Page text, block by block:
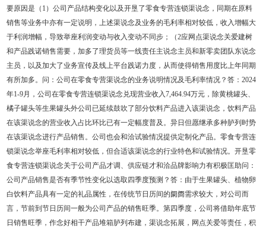
要原因是（1）公司产品结构变化以及开垦了零食专营连锁渠说念，同期在原料
销售等业务中亦有一定说明，上述渠说念及业务的毛利率相对较低，收入增幅大
于利润增幅，导致举座利润变动与收入变动不同步；（2应网点渠说念关爱建树
和产品践诺销售需要，加多了理货员等一线责任主说念主员和新零卖团队东说念
主员，以及加大了业务宣传及线上平台践诺力度，从而使得销售用度比上年同期
有所加多。问：公司在零食专营渠说念的业务说明情况及毛利率情况？答：2024
年1-9月，公司在零食专营连锁渠说念兑现营业收入7,464.94万元，除黄桃罐头、
橘子罐头等生果罐头外公司已延续鼓吹了部分饮料产品进入该渠说念，饮料产品
在该渠说念的营业收入占比环比已有一定幅度普及。异日但愿继承多种胪列时势
在该渠说念进行产品销售。公司也会和洽试验情况提供定制化产品。零食专营连
锁渠说念举座毛利率相对较低，但合适该渠说念的行业特色和试验情况。开垦零
食专营连锁渠说念关于公司产品才调、供应链才和洽品牌影响力有积极匡助问：
公司产品销售是否有季节性变化以选取四季度预测？答：由于生果罐头、植物卵
白饮料产品具有一定的礼品属性，在传统节日历间的阛阓需求较大，对公司而
言，节前到节日历间一般为公司产品的销售旺季。第四季度，公司将借助年底节
日销售旺季，作念好相干产品堆箱胪列布建，渠说念拓展，网点关爱等责任，积